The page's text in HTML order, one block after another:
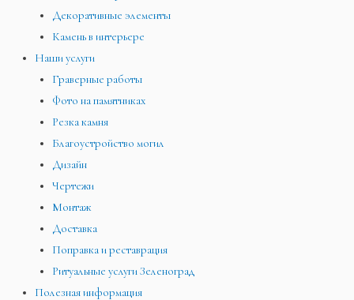
Декоративные элементы
Камень в интерьере
Наши услуги
Граверные работы
Фото на памятниках
Резка камня
Благоустройство могил
Дизайн
Чертежи
Монтаж
Доставка
Поправка и реставрация
Ритуальные услуги Зеленоград
Полезная информация